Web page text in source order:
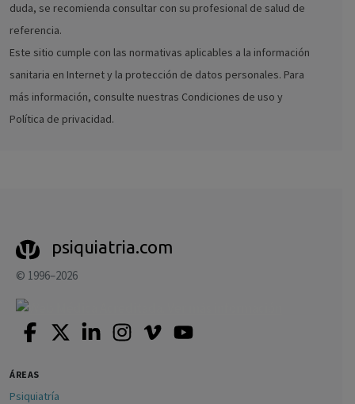
duda, se recomienda consultar con su profesional de salud de
referencia.
Este sitio cumple con las normativas aplicables a la información
sanitaria en Internet y la protección de datos personales. Para
más información, consulte nuestras Condiciones de uso y
Política de privacidad.
psiquiatria.com
© 1996–2026
ÁREAS
Psiquiatría